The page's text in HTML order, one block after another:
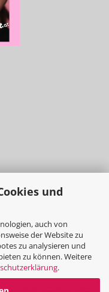
und
auch von
der Website zu
zu analysieren und
zu können. Weitere
.